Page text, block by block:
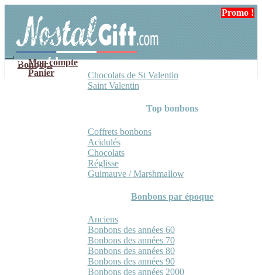
navigation
contenu
Mon compte
Panier
Bonbons
Chocolats de St Valentin
Saint Valentin
Top bonbons
Coffrets bonbons
Acidulés
Chocolats
Réglisse
Guimauve / Marshmallow
Bonbons par époque
Anciens
Bonbons des années 60
Bonbons des années 70
Bonbons des années 80
Bonbons des années 90
Bonbons des années 2000
Promo !
Promo !